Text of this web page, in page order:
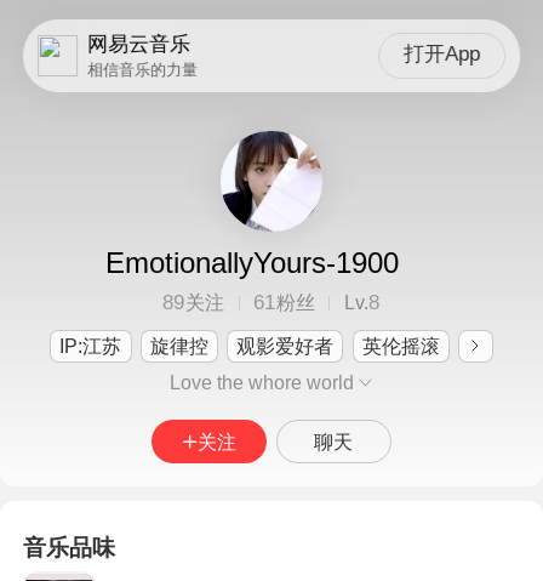
网易云音乐
相信音乐的力量
打开App
EmotionallyYours-1900
89关注 61粉丝 Lv.8
IP:江苏 旋律控 观影爱好者
英伦摇滚
Love the whore world
关注 聊天
音乐品味